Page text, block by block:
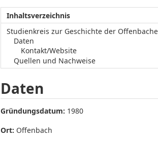
Inhaltsverzeichnis
Studienkreis zur Geschichte der
Daten
Kontakt/Website
Quellen und Nachweise
Daten
Gründungsdatum: 1980
Ort: Offenbach